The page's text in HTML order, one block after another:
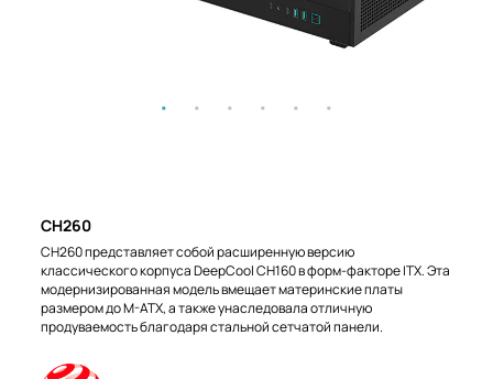
CH260
CH260 представляет собой расширенную версию
классического корпуса DeepCool CH160 в форм-факторе ITX. Эта
модернизированная модель вмещает материнские платы
размером до M-ATX, а также унаследовала отличную
продуваемость благодаря стальной сетчатой панели.